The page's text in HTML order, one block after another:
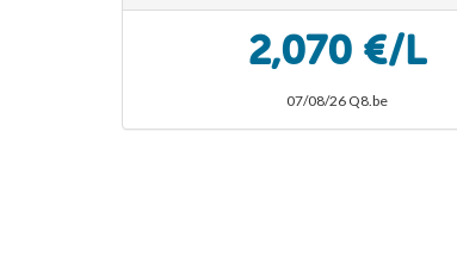
2,070 €/L
07/08/26 Q8.be